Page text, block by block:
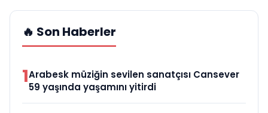
🔥 Son Haberler
1Arabesk müziğin sevilen sanatçısı Cansever
59 yaşında yaşamını yitirdi